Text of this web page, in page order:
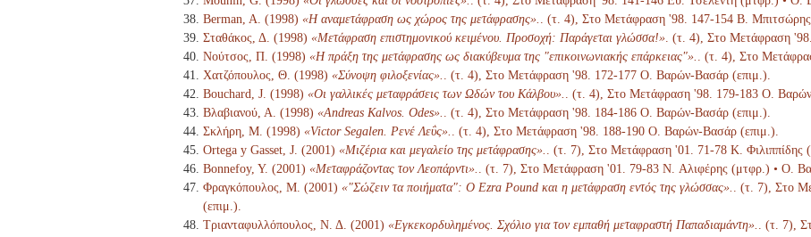
Berman, A. (1998) «Η αναμετάφραση ως χώρος της μετάφρασης».
. (τ. 4), Στο Μετάφραση '98. 147-154 Β.
Σταθάκος, Δ. (1998) «Μετάφραση επιστημονικού κειμένου. Προσοχή: Παράγεται γλώσσα!» . (τ. 4), Στο Μετάφραση
Νούτσος, Π. (1998) «Η πράξη της μετάφρασης ως διακύβευμα της "επικοινωνιακής επάρκειας"».
. (τ. 4), Στο
Χατζόπουλος, Θ. (1998) «Σύνοψη φιλοξενίας».
. (τ. 4), Στο Μετάφραση '98. 172-177 Ο. Βαρών-Βασάρ (επιμ.).
Bouchard, J. (1998) «Οι γαλλικές μεταφράσεις των Ωδών του Κάλβου».
. (τ. 4), Στο Μετάφραση '98. 179-183 Ο.
Βλαβιανού, Α. (1998) «Andreas Kalvos. Odes».
. (τ. 4), Στο Μετάφραση '98. 184-186 Ο. Βαρών-Βασάρ (επιμ.).
Σκλήρη, Μ. (1998) «Victor Segalen. Ρενέ Λεΰς».
. (τ. 4), Στο Μετάφραση '98. 188-190 Ο. Βαρών-Βασάρ (επιμ.).
Ortega y Gasset, J. (2001) «Μιζέρια και μεγαλείο της μετάφρασης».
. (τ. 7), Στο Μετάφραση '01. 71-78 K.
Bonnefoy, Y. (2001) «Μεταφράζοντας τον Λεοπάρντι».
. (τ. 7), Στο Μετάφραση '01. 79-83 N. Αλιφέρης (μτφρ.) • Ο.
Φραγκόπουλος, Μ. (2001) «"Σώζειν τα ποιήματα": Ο Ezra Pound και η μετάφραση εντός της γλώσσας».
. (τ. 7), Στο
(επιμ.).
Τριανταφυλλόπουλος, Ν. Δ. (2001) «Εγκεκορδυλημένος. Σχόλιο για τον εμπαθή μεταφραστή Παπαδιαμάντη».
. (τ. 7),